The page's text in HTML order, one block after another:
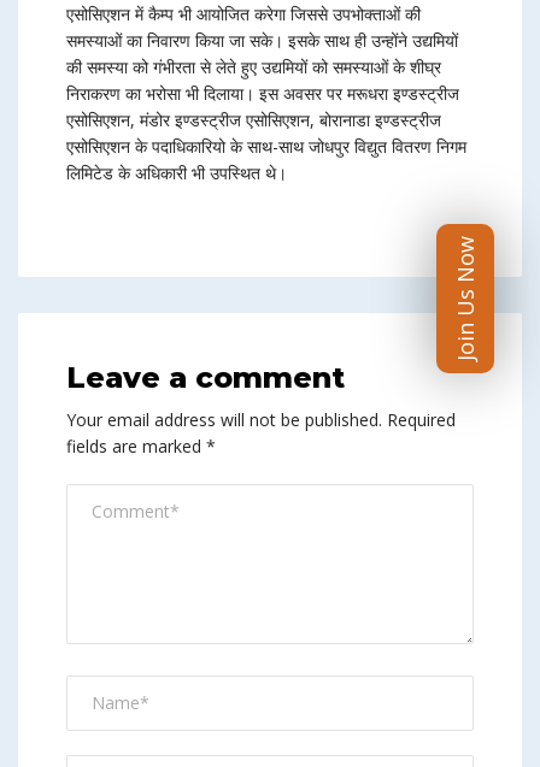
एसोसिएशन में कैम्प भी आयोजित करेगा जिससे उपभोक्ताओं की
समस्याओं का निवारण किया जा सके। इसके साथ ही उन्होंने उद्यमियों
की समस्या को गंभीरता से लेते हुए उद्यमियों को समस्याओं के शीघ्र
निराकरण का भरोसा भी दिलाया। इस अवसर पर मरूधरा इण्डस्ट्रीज
एसोसिएशन, मंडोर इण्डस्ट्रीज एसोसिएशन, बोरानाडा इण्डस्ट्रीज
एसोसिएशन के पदाधिकारियो के साथ-साथ जोधपुर विद्युत वितरण निगम
लिमिटेड के अधिकारी भी उपस्थित थे।
Leave a comment
Your email address will not be published. Required
fields are marked *
Join Us Now